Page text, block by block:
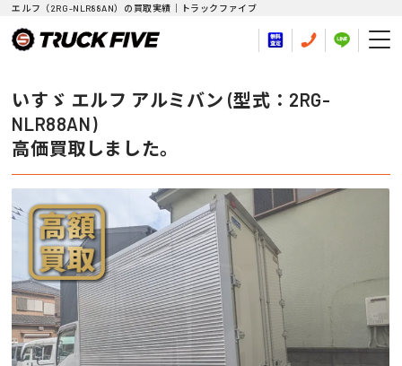
エルフ（2RG-NLR88AN）の買取実績｜トラックファイブ
いすゞ エルフ アルミバン (型式：2RG-
NLR88AN)
高価買取しました。